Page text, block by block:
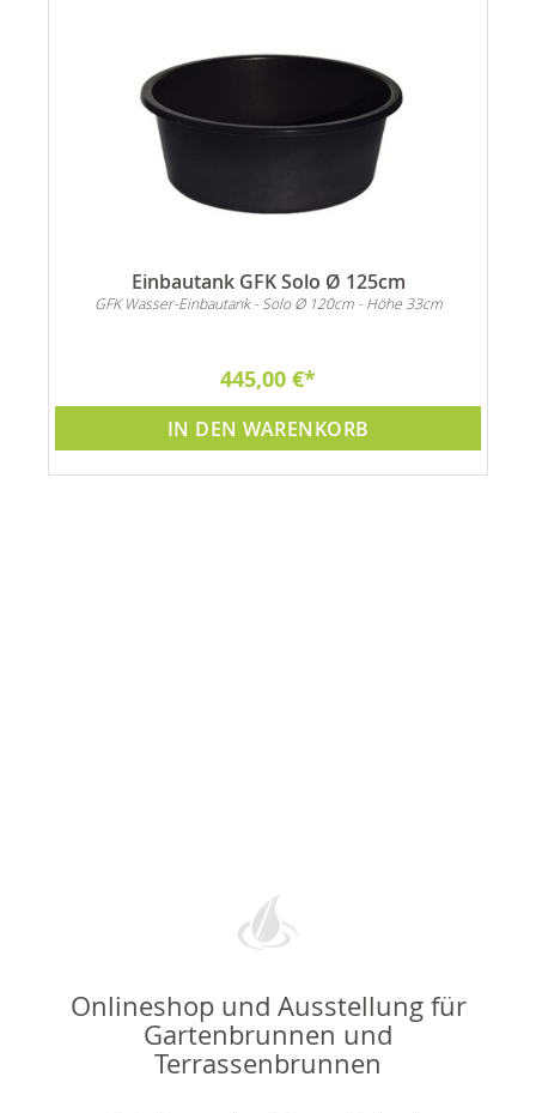
Einbautank GFK Solo Ø 125cm
GFK Wasser-Einbautank - Solo Ø 120cm - Höhe 33cm
445,00 €
IN DEN WARENKORB
Onlineshop und Ausstellung für
Gartenbrunnen und
Terrassenbrunnen